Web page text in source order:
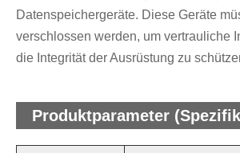
Datenspeichergeräte. Diese Geräte
verschlossen werden, um vertrauliche
die Integrität der Ausrüstung zu
Produktparameter